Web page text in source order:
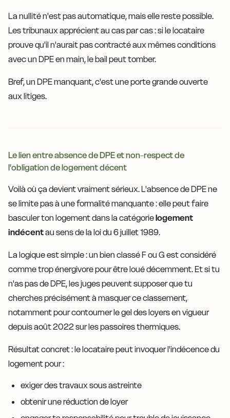
La nullité n'est pas automatique, mais elle reste possible.
Les tribunaux apprécient au cas par cas : si le locataire
prouve qu'il n'aurait pas contracté aux mêmes conditions
avec un DPE en main, le bail peut tomber.
Bref, un DPE manquant, c'est une porte grande ouverte
aux litiges.
Le lien entre absence de DPE et non-respect de
l'obligation de logement décent
Voilà où ça devient vraiment sérieux. L'absence de DPE ne
se limite pas à une formalité manquante : elle peut faire
basculer ton logement dans la catégorielogement
indécentau sens de la loi du 6 juillet 1989.
La logique est simple : un bien classé F ou G est considéré
comme trop énergivore pour être loué décemment. Et si tu
n'as pas de DPE, les juges peuvent supposer que tu
cherches précisément à masquer ce classement,
notamment pour contourner le gel des loyers en vigueur
depuis août 2022 sur les passoires thermiques.
Résultat concret : le locataire peut invoquer l'indécence du
logement pour :
exiger des travaux sous astreinte
obtenir une réduction de loyer